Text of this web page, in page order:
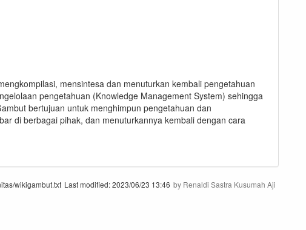
mensintesa dan menuturkan kembali pengetahuan
pengetahuan (Knowledge Management System) sehingga
bertujuan untuk menghimpun pengetahuan dan
di berbagai pihak, dan menuturkannya kembali dengan cara
wikigambut.txt Last modified:2023/06/23 13:46 by Renaldi Sastra Kusumah Aji